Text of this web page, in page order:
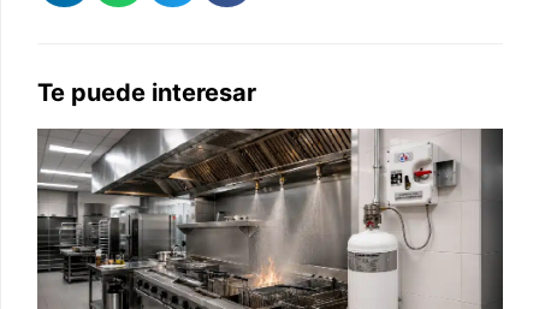
Te puede interesar